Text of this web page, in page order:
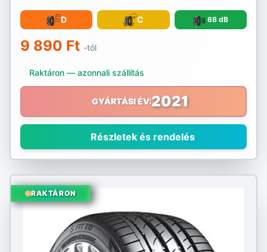
Security
Semperit
Sumitomo
Tourador
Toyo
Tracmax
D C 68 dB
9 890 Ft -tól
Raktáron — azonnali szállítás
GYÁRTÁSI ÉV:2021
Részletek és rendelés
RAKTÁRON